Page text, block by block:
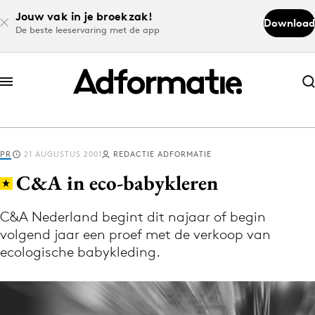
Jouw vak in je broekzak!
De beste leeservaring met de app
Download
Abonneer nu
Abonneer nu
Log in
Download de app
Volg het laatste nieuws via de Adformatie
Nieuws app
PR 21 AUGUSTUS 2001 REDACTIE ADFORMATIE
C&A in eco-babykleren
C&A Nederland begint dit najaar of begin
volgend jaar een proef met de verkoop van
ecologische babykleding.